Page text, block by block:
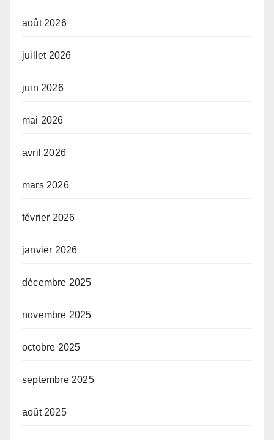
août 2026
juillet 2026
juin 2026
mai 2026
avril 2026
mars 2026
février 2026
janvier 2026
décembre 2025
novembre 2025
octobre 2025
septembre 2025
août 2025